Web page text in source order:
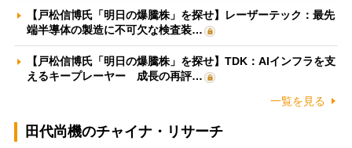
【戸松信博氏「明日の爆騰株」を探せ】レーザーテック：最先
端半導体の製造に不可欠な検査装…
【戸松信博氏「明日の爆騰株」を探せ】TDK：AIインフラを支
えるキープレーヤー 成長の再評…
一覧を見る
田代尚機のチャイナ・リサーチ